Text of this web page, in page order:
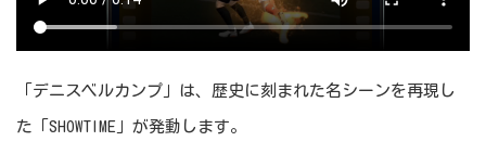
「デニスベルカンプ」は、歴史に刻まれた名シーンを再現し
た「SHOWTIME」が発動します。